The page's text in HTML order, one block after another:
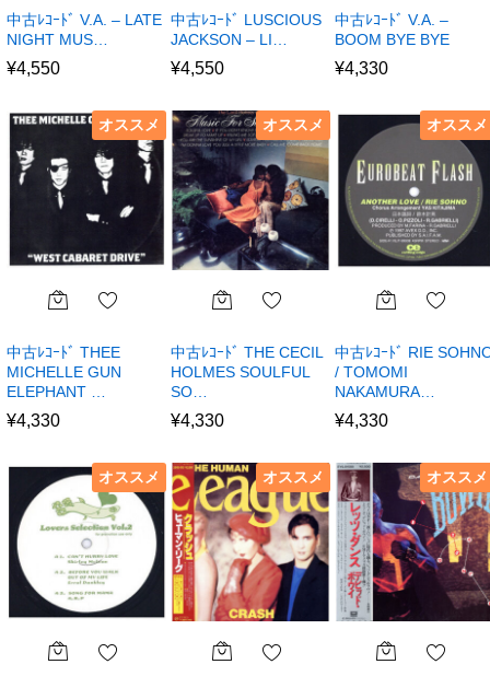
中古ﾚｺｰﾄﾞ V.A. – LATE
NIGHT MUS…
¥4,550
中古ﾚｺｰﾄﾞ LUSCIOUS
JACKSON – LI…
¥4,550
中古ﾚｺｰﾄﾞ V.A. –
BOOM BYE BYE
¥4,330
オススメ
中古ﾚｺｰﾄﾞ THEE
MICHELLE GUN
ELEPHANT …
¥4,330
オススメ
中古ﾚｺｰﾄﾞ THE CECIL
HOLMES SOULFUL
SO…
¥4,330
オススメ
中古ﾚｺｰﾄﾞ RIE
/ TOMOMI
NAKAMURA…
¥4,330
オススメ オススメ オススメ